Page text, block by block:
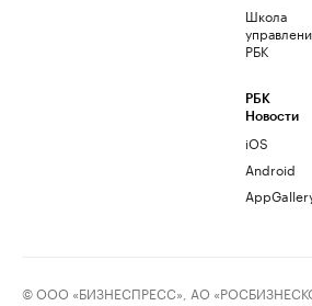
Школа
РБК
РБК
Новости
iOS
Android
© ООО «БИЗНЕСПРЕСС», АО